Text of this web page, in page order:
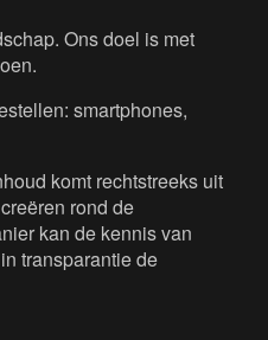
Ons doel is met
smartphones,
komt rechtstreeks uit
rond de
kan de kennis van
transparantie de